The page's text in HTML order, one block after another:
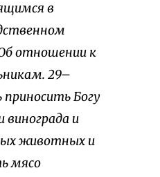
в
отношении к
29–
приносить Богу
винограда и
животных и
мясо